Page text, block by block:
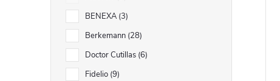
BENEXA 3
Berkemann 28
Doctor Cutillas 6
Fidelio 9